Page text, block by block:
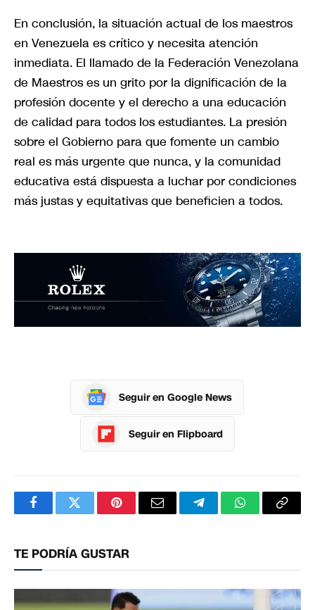
En conclusión, la situación actual de los maestros
en Venezuela es crítico y necesita atención
inmediata. El llamado de la Federación Venezolana
de Maestros es un grito por la dignificación de la
profesión docente y el derecho a una educación
de calidad para todos los estudiantes. La presión
sobre el Gobierno para que fomente un cambio
real es más urgente que nunca, y la comunidad
educativa está dispuesta a luchar por condiciones
más justas y equitativas que beneficien a todos.
Seguir en Google News
Seguir en Flipboard
FacebookTwitterPinterestCorreoTelegramWhatsApp
TE PODRÍA GUSTAR